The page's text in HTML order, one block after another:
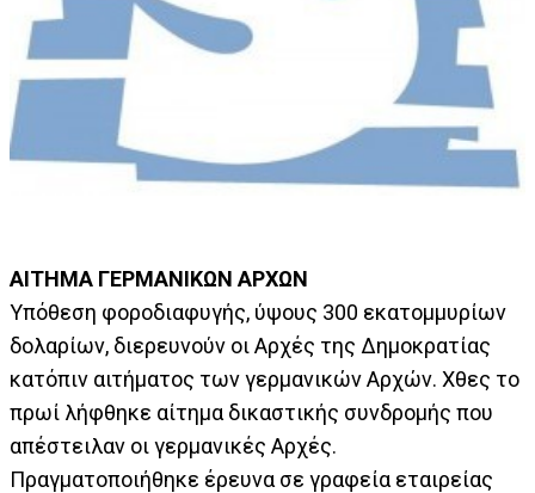
ΑΙΤΗΜΑ ΓΕΡΜΑΝΙΚΩΝ ΑΡΧΩΝ
Υπόθεση φοροδιαφυγής, ύψους 300 εκατομμυρίων
δολαρίων, διερευνούν οι Αρχές της Δημοκρατίας
κατόπιν αιτήματος των γερμανικών Αρχών. Χθες το
πρωί λήφθηκε αίτημα δικαστικής συνδρομής που
απέστειλαν οι γερμανικές Αρχές.
Πραγματοποιήθηκε έρευνα σε γραφεία εταιρείας